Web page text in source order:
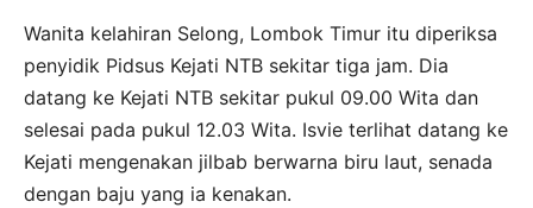
Wanita kelahiran Selong, Lombok Timur itu diperiksa
penyidik Pidsus Kejati NTB sekitar tiga jam. Dia
datang ke Kejati NTB sekitar pukul 09.00 Wita dan
selesai pada pukul 12.03 Wita. Isvie terlihat datang ke
Kejati mengenakan jilbab berwarna biru laut, senada
dengan baju yang ia kenakan.